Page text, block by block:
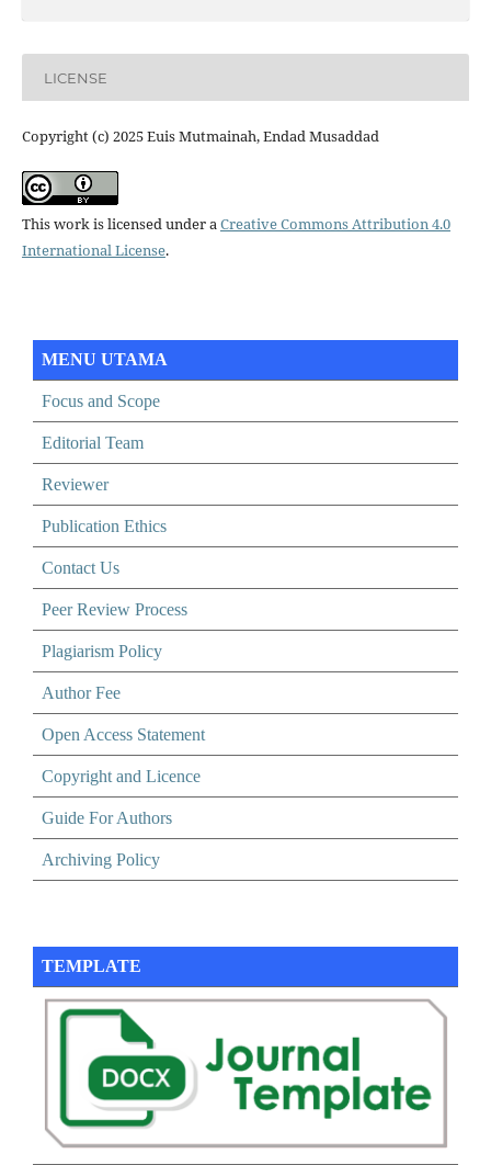
LICENSE
Copyright (c) 2025 Euis Mutmainah, Endad Musaddad
This work is licensed under aCreative Commons Attribution 4.0
International License.
MENU UTAMA
Focus and Scope
Editorial Team
Reviewer
Publication Ethics
Contact Us
Peer Review Process
Plagiarism Policy
Author Fee
Open Access Statement
Copyright and Licence
Guide For Authors
Archiving Policy
TEMPLATE